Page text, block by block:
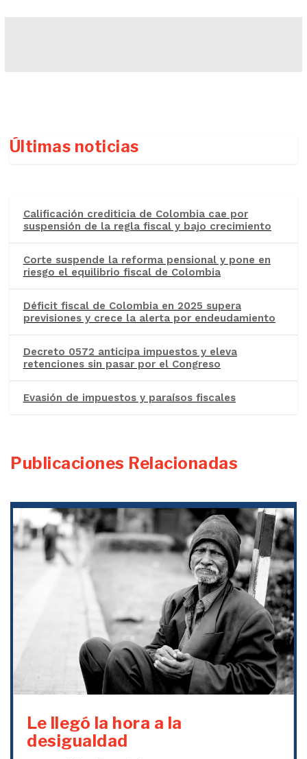
Últimas noticias
Calificación crediticia de Colombia cae por
suspensión de la regla fiscal y bajo crecimiento
Corte suspende la reforma pensional y pone en
riesgo el equilibrio fiscal de Colombia
Déficit fiscal de Colombia en 2025 supera
previsiones y crece la alerta por endeudamiento
Decreto 0572 anticipa impuestos y eleva
retenciones sin pasar por el Congreso
Evasión de impuestos y paraísos fiscales
Publicaciones Relacionadas
Le llegó la hora a la
desigualdad